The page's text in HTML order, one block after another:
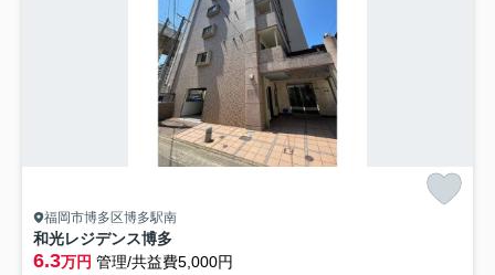
福岡市博多区博多駅南
和光レジデンス博多
6.3万円 管理/共益費5,000円